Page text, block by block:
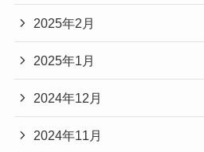
2025年2月
2025年1月
2024年12月
2024年11月